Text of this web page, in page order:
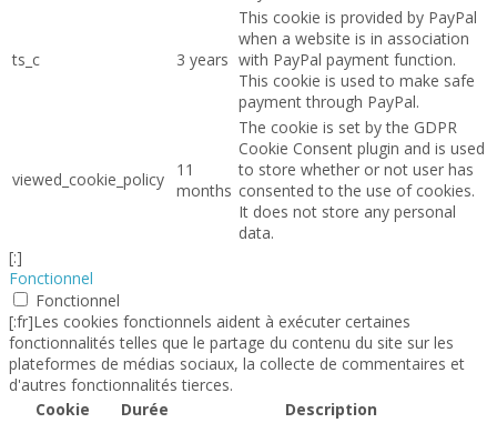
ts_c 3 years
This cookie is provided by PayPal
when a website is in association
with PayPal payment function.
This cookie is used to make safe
payment through PayPal.
viewed_cookie_policy
11
months
The cookie is set by the GDPR
Cookie Consent plugin and is used
to store whether or not user has
consented to the use of cookies.
It does not store any personal
data.
[:]
Fonctionnel
Fonctionnel
[:fr]Les cookies fonctionnels aident à exécuter certaines
fonctionnalités telles que le partage du contenu du site sur les
plateformes de médias sociaux, la collecte de commentaires et
d'autres fonctionnalités tierces.
Cookie
Durée Description